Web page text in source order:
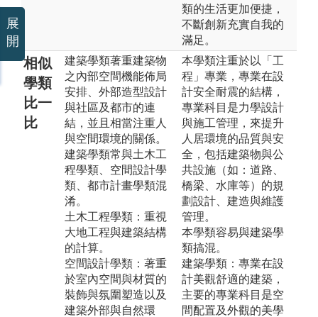
類的生活更加便捷，
不斷創新充實自我的
滿足。
相似
學類
比一
比
建築學類著重建築物
之內部空間機能佈局
安排、外部造型設計
與社區及都市的連
結，並且相當注重人
與空間環境的關係。
建築學類常與土木工
程學類、空間設計學
類、都市計畫學類混
淆。
土木工程學類：重視
大地工程與建築結構
的計算。
空間設計學類：著重
於室內空間與材質的
裝飾與氛圍塑造以及
建築外部與自然環
本學類注重於以「工
程」專業，專業在設
計安全耐震的結構，
專業科目是力學設計
與施工管理，來提升
人居環境的品質與安
全，包括建築物與公
共設施（如：道路、
橋梁、水庫等）的規
劃設計、建造與維護
管理。
本學類容易與建築學
類搞混。
建築學類：專業在設
計美觀舒適的建築，
主要的專業科目是空
間配置及外觀的美學
展
開